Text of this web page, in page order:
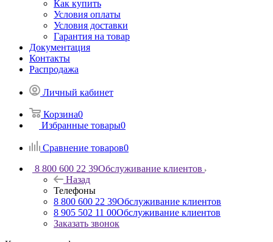
Как купить
Условия оплаты
Условия доставки
Гарантия на товар
Документация
Контакты
Распродажа
Личный кабинет
Корзина0
Избранные товары0
Сравнение товаров0
8 800 600 22 39Обслуживание клиентов
Назад
Телефоны
8 800 600 22 39Обслуживание клиентов
8 905 502 11 00Обслуживание клиентов
Заказать звонок